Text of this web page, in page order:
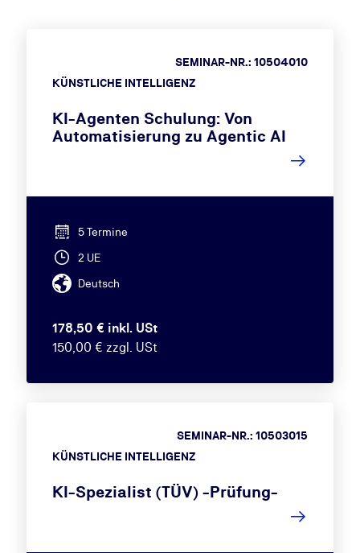
KÜNSTLICHE INTELLIGENZ
SEMINAR-NR.: 10504010
KI-Agenten Schulung: Von
Automatisierung zu Agentic AI
5 Termine
2 UE
Deutsch
178,50 € inkl. USt
150,00 € zzgl. USt
KÜNSTLICHE INTELLIGENZ
SEMINAR-NR.: 10503015
KI-Spezialist (TÜV) -Prüfung-